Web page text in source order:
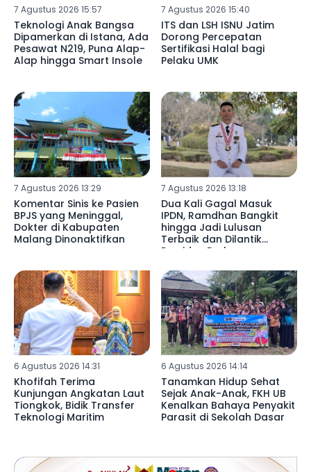
7 Agustus 2026 15:57
Teknologi Anak Bangsa
Dipamerkan di Istana, Ada
Pesawat N219, Puna Alap-
Alap hingga Smart Insole
7 Agustus 2026 15:40
ITS dan LSH ISNU Jatim
Dorong Percepatan
Sertifikasi Halal bagi
Pelaku UMK
7 Agustus 2026 13:29
Komentar Sinis ke Pasien
BPJS yang Meninggal,
Dokter di Kabupaten
Malang Dinonaktifkan
7 Agustus 2026 13:18
Dua Kali Gagal Masuk
IPDN, Ramdhan Bangkit
hingga Jadi Lulusan
Terbaik dan Dilantik
Presiden Prabowo
6 Agustus 2026 14:31
Khofifah Terima
Kunjungan Angkatan Laut
Tiongkok, Bidik Transfer
Teknologi Maritim
6 Agustus 2026 14:14
Tanamkan Hidup Sehat
Sejak Anak-Anak, FKH UB
Kenalkan Bahaya Penyakit
Parasit di Sekolah Dasar